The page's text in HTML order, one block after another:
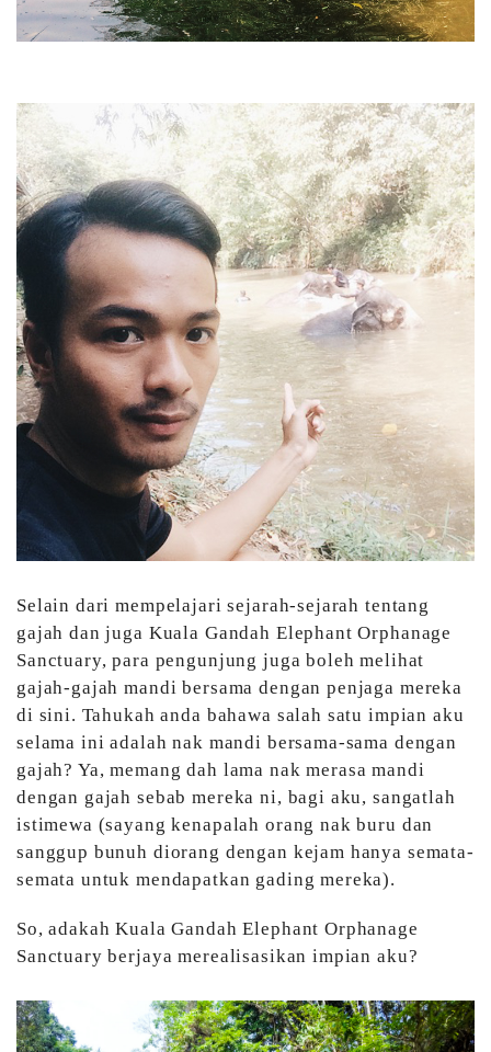
Selain dari mempelajari sejarah-sejarah tentang
gajah dan juga Kuala Gandah Elephant Orphanage
Sanctuary, para pengunjung juga boleh melihat
gajah-gajah mandi bersama dengan penjaga mereka
di sini. Tahukah anda bahawa salah satu impian aku
selama ini adalah nak mandi bersama-sama dengan
gajah? Ya, memang dah lama nak merasa mandi
dengan gajah sebab mereka ni, bagi aku, sangatlah
istimewa (sayang kenapalah orang nak buru dan
sanggup bunuh diorang dengan kejam hanya semata-
semata untuk mendapatkan gading mereka).
So, adakah Kuala Gandah Elephant Orphanage
Sanctuary berjaya merealisasikan impian aku?